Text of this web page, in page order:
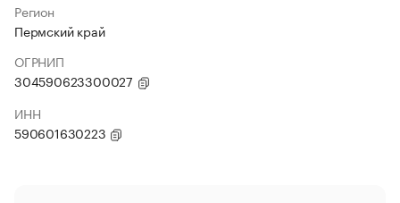
Регион
Пермский край
ОГРНИП
304590623300027
ИНН
590601630223